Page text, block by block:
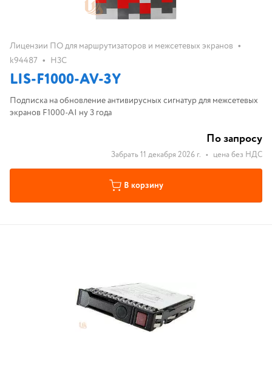
Лицензии ПО для маршрутизаторов и межсетевых экранов •
k94487 • H3C
LIS-F1000-AV-3Y
Подписка на обновление антивирусных сигнатур для межсетевых
экранов F1000-AI ну 3 года
По запросу
Забрать 11 декабря 2026 г. • цена без НДС
В корзину